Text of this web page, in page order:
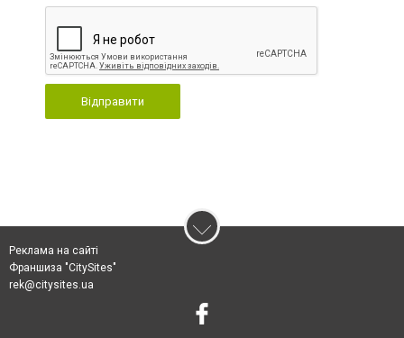
Відправити
Реклама на сайті
Франшиза "CitySites"
rek@citysites.ua